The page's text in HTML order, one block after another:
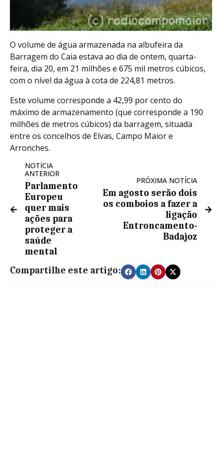
O volume de água armazenada na albufeira da
Barragem do Caia estava ao dia de ontem, quarta-
feira, dia 20, em 21 milhões e 675 mil metros cúbicos,
com o nível da água à cota de 224,81 metros.
Este volume corresponde a 42,99 por cento do
máximo de armazenamento (que corresponde a 190
milhões de metros cúbicos) da barragem, situada
entre os concelhos de Elvas, Campo Maior e
Arronches.
NOTÍCIA
ANTERIOR
Parlamento
Europeu
quer mais
ações para
proteger a
saúde
mental
PRÓXIMA NOTÍCIA
Em agosto serão dois
os comboios a fazer a
ligação
Entroncamento-
Badajoz
Compartilhe este artigo: